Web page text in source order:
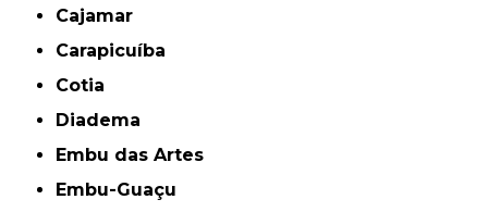
Cajamar
Carapicuíba
Cotia
Diadema
Embu das Artes
Embu-Guaçu